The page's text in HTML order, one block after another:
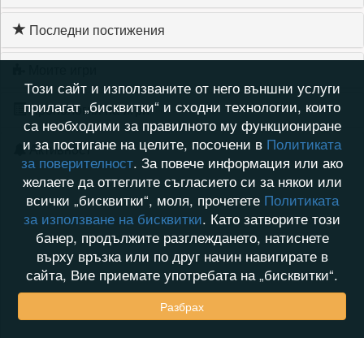
Последни постижения
Хронология на игри
Активност
Този сайт и използваните от него външни услуги
прилагат „бисквитки“ и сходни технологии, които
са необходими за правилното му функциониране
и за постигане на целите, посочени в Политиката
за поверителност. За повече информация или ако
желаете да оттеглите съгласието си за някои или
всички „бисквитки“, моля, прочетете Политиката
за използване на бисквитки. Като затворите този
банер, продължите разглеждането, натиснете
върху връзка или по друг начин навигирате в
сайта, Вие приемате употребата на „бисквитки“.
Разбрах